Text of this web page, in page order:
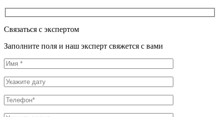
Связаться с экспертом
Заполните поля и наш эксперт свяжется с вами